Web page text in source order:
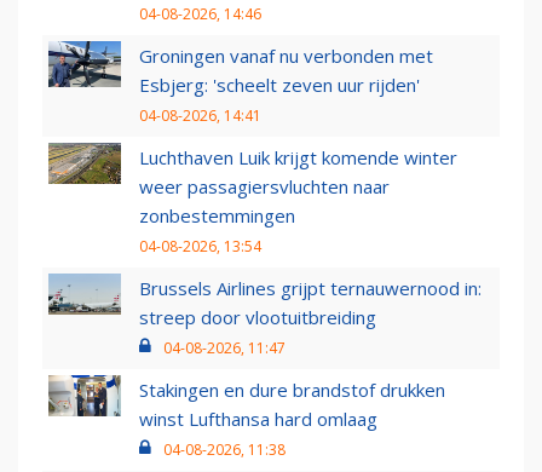
04-08-2026, 14:46
Groningen vanaf nu verbonden met
Esbjerg: 'scheelt zeven uur rijden'
04-08-2026, 14:41
Luchthaven Luik krijgt komende winter
weer passagiersvluchten naar
zonbestemmingen
04-08-2026, 13:54
Brussels Airlines grijpt ternauwernood in:
streep door vlootuitbreiding
04-08-2026, 11:47
Stakingen en dure brandstof drukken
winst Lufthansa hard omlaag
04-08-2026, 11:38